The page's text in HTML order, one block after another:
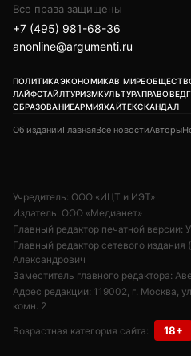
Все права защищены
+7 (495) 981-68-36
anonline@argumenti.ru
ПОЛИТИКАЭКОНОМИКАВ МИРЕ
ЛАЙФСТАЙЛТУРИЗМКУЛЬТУРАПРАВОВЕД
ОБРАЗОВАНИЕАРМИЯХАЙТЕКСКАНДАЛ
Об изданииГлавнаяВсе новостиАвторы
Учредитель: ООО «ИЦТ и ИЭТ»
Издатель: ООО «Медианет»
Главный редактор печатной версии:
Главный редактор сетевого издания
Александрович
Заместитель главного редактора:
Адрес редакции: 119002, г. Москва,
комн. 2
Возрастная категория сайта: 18+